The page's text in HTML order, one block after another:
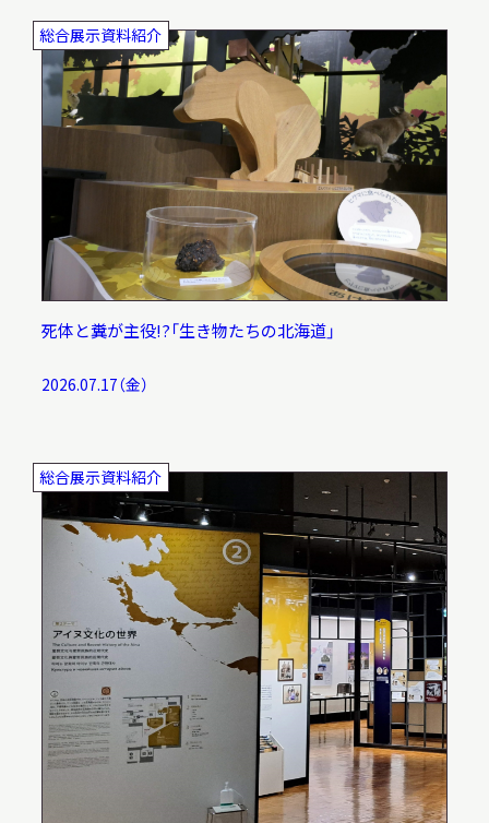
総合展示資料紹介
死体と糞が主役!?「生き物たちの北海道」
2026.07.17（金）
総合展示資料紹介